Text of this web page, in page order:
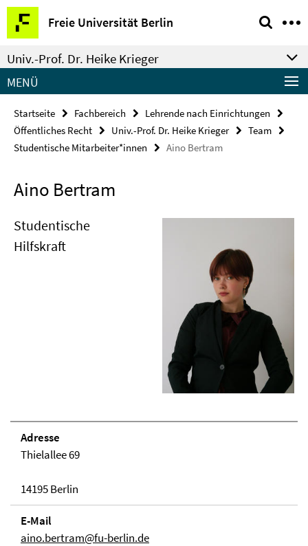
Springe
direkt
zu
Inhalt
Freie Universität Berlin
Service-
Navigation
Univ.-Prof. Dr. Heike Krieger
MENÜ
Startseite Fachbereich
Lehrende nach Einrichtungen
Öffentliches Recht
Univ.-Prof. Dr. Heike Krieger
Team
Studentische Mitarbeiter*innen
Aino Bertram
Aino Bertram
Studentische
Hilfskraft
Adresse
Thielallee 69
14195 Berlin
E-Mail
aino.bertram@fu-berlin.de